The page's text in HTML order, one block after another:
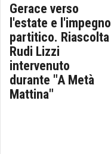
Gerace verso
l'estate e l'impegno
partitico. Riascolta
Rudi Lizzi
intervenuto
durante "A Metà
Mattina"